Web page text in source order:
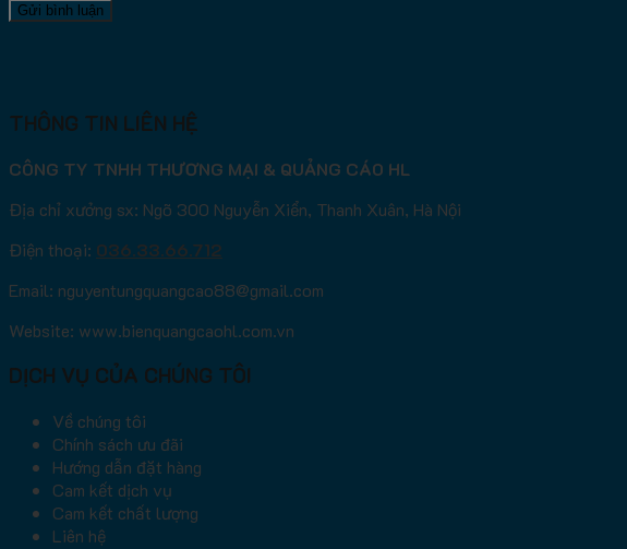
THÔNG TIN LIÊN HỆ
CÔNG TY TNHH THƯƠNG MẠI & QUẢNG CÁO HL
Địa chỉ xưởng sx: Ngõ 300 Nguyễn Xiển, Thanh Xuân, Hà Nội
Điện thoại: 036.33.66.712
Email: nguyentungquangcao88@gmail.com
Website: www.bienquangcaohl.com.vn
DỊCH VỤ CỦA CHÚNG TÔI
Về chúng tôi
Chính sách ưu đãi
Hướng dẫn đặt hàng
Cam kết dịch vụ
Cam kết chất lượng
Liên hệ